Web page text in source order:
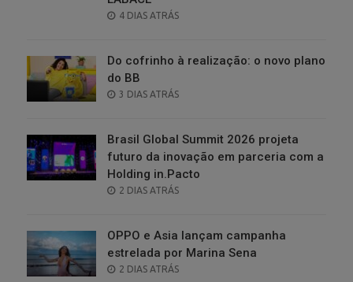
POSTED
4 DIAS ATRÁS
Do cofrinho à realização: o novo plano
do BB
POSTED
3 DIAS ATRÁS
Brasil Global Summit 2026 projeta
futuro da inovação em parceria com a
Holding in.Pacto
POSTED
2 DIAS ATRÁS
OPPO e Asia lançam campanha
estrelada por Marina Sena
POSTED
2 DIAS ATRÁS